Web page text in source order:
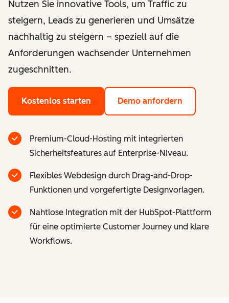
Nutzen Sie innovative Tools, um Traffic zu
steigern, Leads zu generieren und Umsätze
nachhaltig zu steigern – speziell auf die
Anforderungen wachsender Unternehmen
zugeschnitten.
Kostenlos starten Demo anfordern
Premium-Cloud-Hosting mit integrierten
Sicherheitsfeatures auf Enterprise-Niveau.
Flexibles Webdesign durch Drag-and-Drop-
Funktionen und vorgefertigte Designvorlagen.
Nahtlose Integration mit der HubSpot-Plattform
für eine optimierte Customer Journey und klare
Workflows.